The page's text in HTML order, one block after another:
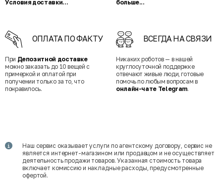
Условия доставки... больше...
ОПЛАТА ПО ФАКТУ
При Депозитной доставке
можно заказать до 10 вещей с
примеркой и оплатой при
получении только за то, что
понравилось.
ВСЕГДА НА СВЯЗИ
Никаких роботов — в нашей
круглосуточной поддержке
отвечают живые люди, готовые
помочь по любым вопросам в
онлайн-чате Telegram.
Наш сервис оказывает услуги по агентскому договору, сервис не
является интернет-магазином или продавцом и не осуществляет
деятельность продажи товаров. Указанная стоимость товара
включает комиссию и накладные расходы, предусмотренные
офертой.